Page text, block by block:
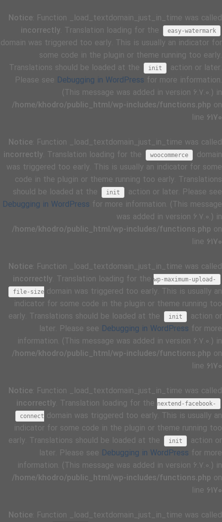
Notice: Function _load_textdomain_just_in_time was called
incorrectly. Translation loading for the easy-watermark
domain was triggered too early. This is usually an indicator for
some code in the plugin or theme running too early.
Translations should be loaded at the
init
action or later.
Please see Debugging in WordPress for more information.
(This message was added in version 6.7.0.) in
/home/khodro/public_html/wp-includes/functions.php on
line 6170
Notice: Function _load_textdomain_just_in_time was called
incorrectly. Translation loading for the woocommerce
domain
was triggered too early. This is usually an indicator for some
code in the plugin or theme running too early. Translations
should be loaded at the
init
action or later. Please see
Debugging in WordPress for more information. (This message
was added in version 6.7.0.) in
/home/khodro/public_html/wp-includes/functions.php on
line 6170
Notice: Function _load_textdomain_just_in_time was called
incorrectly. Translation loading for the wp-maximum-upload-
file-size domain was triggered too early. This is usually an
indicator for some code in the plugin or theme running too
early. Translations should be loaded at the
init
action or
later. Please see Debugging in WordPress for more
information. (This message was added in version 6.7.0.) in
/home/khodro/public_html/wp-includes/functions.php on
line 6170
Notice: Function _load_textdomain_just_in_time was called
incorrectly. Translation loading for the nextend-facebook-
connect domain was triggered too early. This is usually an
indicator for some code in the plugin or theme running too
early. Translations should be loaded at the
init
action or
later. Please see Debugging in WordPress for more
information. (This message was added in version 6.7.0.) in
/home/khodro/public_html/wp-includes/functions.php on
line 6170
Notice: Function _load_textdomain_just_in_time was called